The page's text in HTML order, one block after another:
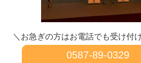
＼お急ぎの方はお電話でも受け付
0587-89-0329